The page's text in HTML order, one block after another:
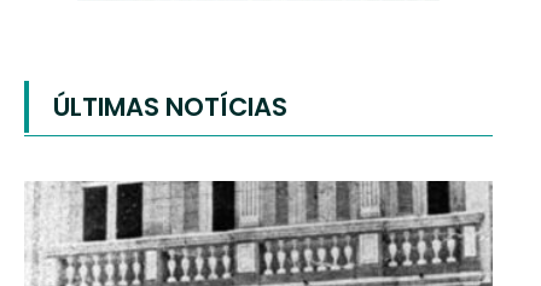
ÚLTIMAS NOTÍCIAS